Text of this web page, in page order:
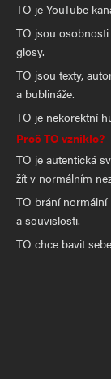
TO je YouTube
TO jsou osobnosti
glosy.
TO jsou texty,
a bublináže.
TO je nekorektní
Proč TO vzniklo?
TO je autentická
žít v normálním
TO brání normální
a souvislosti.
TO chce bavit